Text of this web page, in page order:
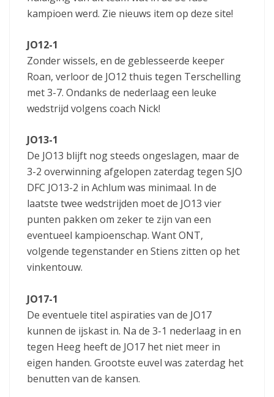
kampioen werd. Zie nieuws item op deze site!
JO12-1
Zonder wissels, en de geblesseerde keeper
Roan, verloor de JO12 thuis tegen Terschelling
met 3-7. Ondanks de nederlaag een leuke
wedstrijd volgens coach Nick!
JO13-1
De JO13 blijft nog steeds ongeslagen, maar de
3-2 overwinning afgelopen zaterdag tegen SJO
DFC JO13-2 in Achlum was minimaal. In de
laatste twee wedstrijden moet de JO13 vier
punten pakken om zeker te zijn van een
eventueel kampioenschap. Want ONT,
volgende tegenstander en Stiens zitten op het
vinkentouw.
JO17-1
De eventuele titel aspiraties van de JO17
kunnen de ijskast in. Na de 3-1 nederlaag in en
tegen Heeg heeft de JO17 het niet meer in
eigen handen. Grootste euvel was zaterdag het
benutten van de kansen.